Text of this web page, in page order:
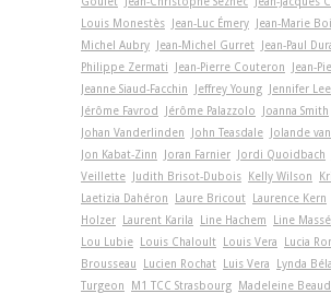
Louis Monestès
Jean-Luc Émery Jean-Marie
Michel Aubry
Jean-Michel Gurret Jean-Paul
Philippe Zermati
Jean-Pierre Couteron
Jean-
Jeanne Siaud-Facchin
Jeffrey Young Jennifer Lee
Jérôme Favrod
Jérôme Palazzolo Joanna Smith
Johan Vanderlinden
John Teasdale
Jolande
Jon Kabat-Zinn
Joran Farnier Jordi Quoidbach
Veillette
Judith Brisot-Dubois Kelly Wilson
Laetizia Dahéron
Laure Bricout Laurence Kern
Holzer
Laurent Karila Line Hachem Line Massé
Lou Lubie
Louis Chaloult Louis Vera Lucia
Brousseau
Lucien Rochat Luis Vera Lynda
Turgeon
M1 TCC Strasbourg Madeleine